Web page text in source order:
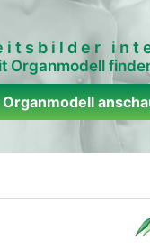
Organmodell
Organmodell